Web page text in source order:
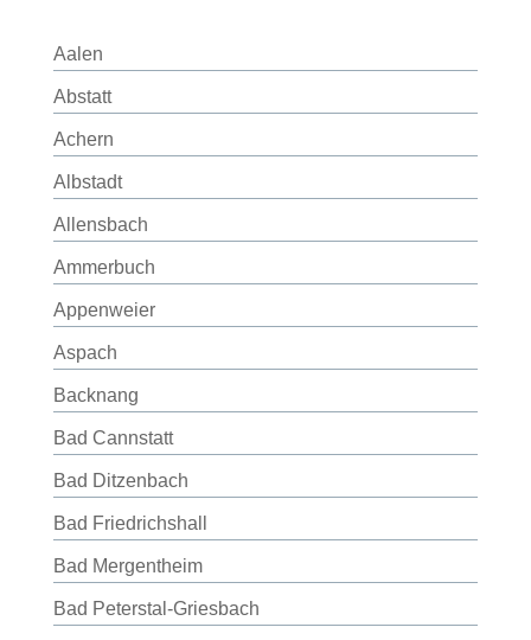
Aalen
Abstatt
Achern
Albstadt
Allensbach
Ammerbuch
Appenweier
Aspach
Backnang
Bad Cannstatt
Bad Ditzenbach
Bad Friedrichshall
Bad Mergentheim
Bad Peterstal-Griesbach